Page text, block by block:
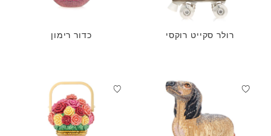
רולר סקייט רוקסי כדור רימון